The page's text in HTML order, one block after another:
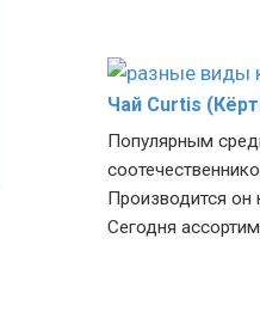
Чай Curtis
Популярным
Производится он
Сегодня